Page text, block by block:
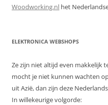
Woodworking.nl het
ELEKTRONICA WEBSHOPS
Ze zijn niet altijd even makkelijk
mocht je niet kunnen wachten
uit Azië, dan zijn deze
In willekeurige volgorde: